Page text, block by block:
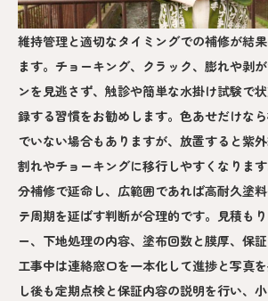
維持管理と適切なタイミングでの補修が結
ます。チョーキング、クラック、膨れや剥
ンを見逃さず、触診や簡単な水掛け試験で
録する習慣をお勧めします。色あせだけな
でいない場合もありますが、放置すると紫
割れやチョーキングに移行しやすくなりま
分補修で延命し、広範囲であれば高耐久塗
テ周期を延ばす判断が合理的です。見積も
ー、下地処理の内容、塗布回数と膜厚、保証
工事中は連絡窓口を一本化して進捗と写真
し後も定期点検と保証内容の説明を行い、